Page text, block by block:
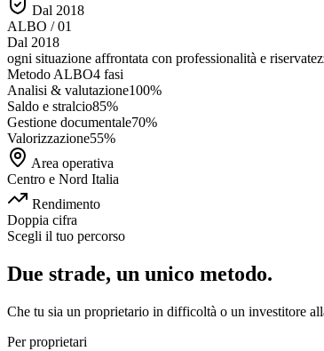
Dal 2018
ALBO / 01
Dal 2018
ogni situazione affrontata con professionalità e
Metodo ALBO4 fasi
Analisi & valutazione100%
Saldo e stralcio85%
Gestione documentale70%
Valorizzazione55%
Area operativa
Centro e Nord Italia
Rendimento
Doppia cifra
Scegli il tuo percorso
Due strade, un unico metodo.
Che tu sia un proprietario in difficoltà o un investitore
Per proprietari